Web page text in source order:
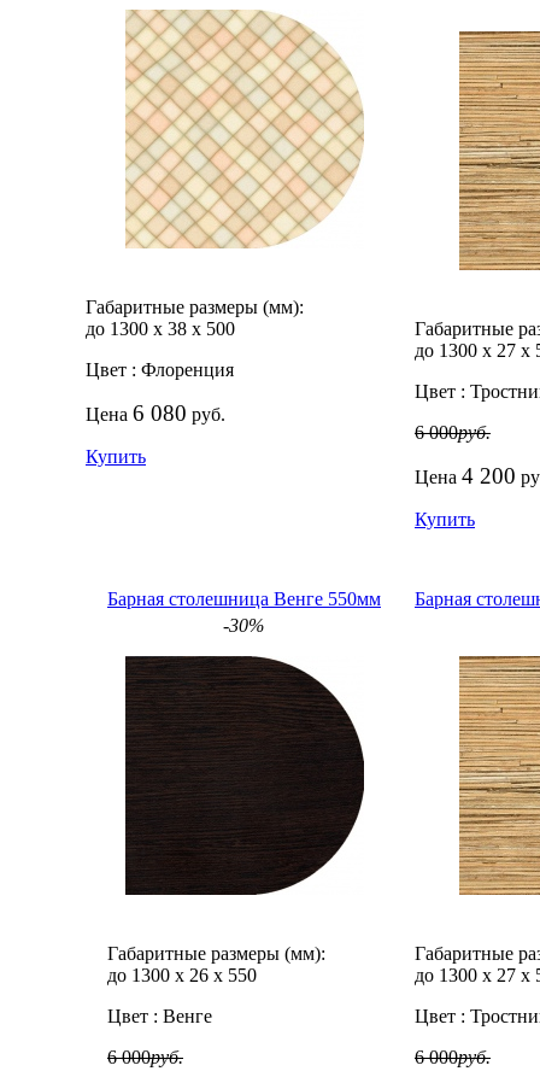
Габаритные размеры (мм):
до 1300 х 38 х 500
Цвет : Флоренция
Цена 6 080 руб.
Купить
Габаритные
до 1300 х 27 х
Цвет :
6 000руб.
Цена 4 200
Купить
Барная столешница Венге 550мм
-30%
Габаритные размеры (мм):
до 1300 х 26 х 550
Цвет : Венге
6 000руб.
Барная
Габаритные
до 1300 х 27 х
Цвет :
6 000руб.